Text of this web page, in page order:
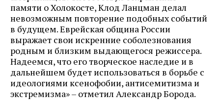
памяти о Холокосте, Клод Ланцман делал
невозможным повторение подобных событий
в будущем. Еврейская община России
выражает свои искренние соболезнования
родным и близким выдающегося режиссера.
Надеемся, что его творческое наследие и в
дальнейшем будет использоваться в борьбе с
идеологиями ксенофобии, антисемитизма и
экстремизма» – отметил Александр Борода.